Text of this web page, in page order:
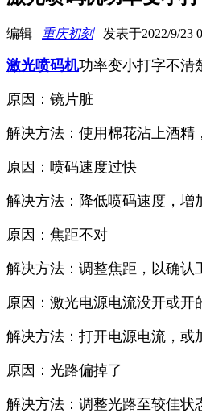
编辑 重庆初刻发表于2022/9/23
激光喷码机功率变小打字不清
原因：镜片脏
解决方法：使用棉花沾上酒精
原因：喷码速度过快
解决方法：降低喷码速度，增
原因：焦距不对
解决方法：调整焦距，以确认
原因：激光电源电流没开或开
解决方法：打开电源电流，或
原因：光路偏掉了
解决方法：调整光路至较佳状